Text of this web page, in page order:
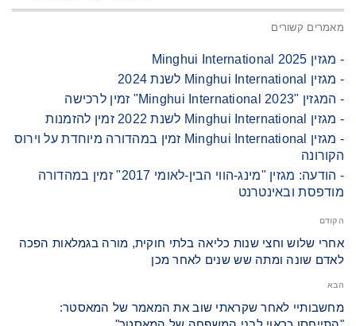
מאמרים קשורים
- מגזין Minghui International 2025
- מגזין Minghui International לשנת 2024
- המגזין "Minghui International 2023" זמין לרכישה
- מגזין Minghui International לשנת 2022 זמין להזמנות
- מגזין Minghui International זמין במהדורה מיוחדת על וירוס
הקורונה
- הודעה: מגזין "מינג-הווי הבין-לאומי 2017" זמין במהדורה
מודפסת ובאינטרנט
הקודם
אחרי שלוש וחצי שנות כליאה בלתי חוקית, מורה בגמלאות הפכה
לאדם שונה ומתה שש שנים לאחר מכן
הבא
מחשבותיי לאחר שקראתי שוב את המאמר של המאסטר: